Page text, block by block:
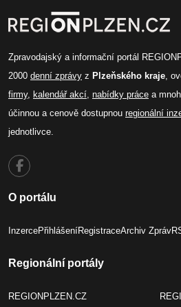
Zpravodajský a informační portál
2000 denní zprávy z Plzeňského kraje,
firmy, kalendář akcí, nabídky práce a
účinnou a cenově dostupnou regionální
jednotlivce.
O portálu
InzercePřihlášeníRegistraceArchiv Zpráv
Regionální portály
REGIONPLZEN.CZ